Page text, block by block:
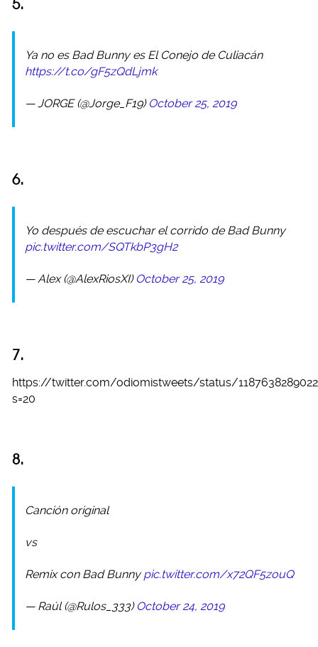
5.
Ya no es Bad Bunny es El Conejo de Culiacán
https://t.co/gF5zQdLjmk
— JORGE (@Jorge_F19) October 25, 2019
6.
Yo después de escuchar el corrido de Bad Bunny
pic.twitter.com/SQTkbP3gH2
— Alex (@AlexRiosXI) October 25, 2019
7.
https://twitter.com/odiomistweets/status/
s=20
8.
Canción original
vs
Remix con Bad Bunnypic.twitter.com/x72QF5zouQ
— Raúl (@Rulos_333) October 24, 2019